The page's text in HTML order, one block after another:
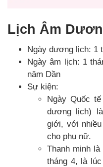
Lịch Âm
Ngày dương lịch: 1
Ngày âm lịch: 1
năm Dần
Sự kiện:
Ngày Quốc
dương lịch)
giới, với
cho phụ nữ.
Thanh minh
tháng 4, là